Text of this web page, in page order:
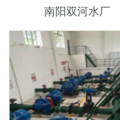
南阳双河水厂